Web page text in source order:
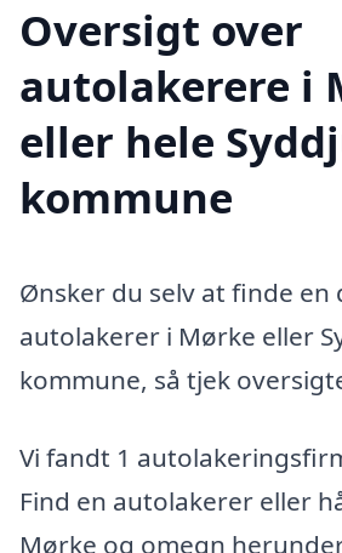
Oversigt over
autolakerere i
eller hele
kommune
Ønsker du selv at finde en
autolakerer i Mørke eller
kommune, så tjek
Vi fandt 1
Find en autolakerer eller
Mørke og omegn